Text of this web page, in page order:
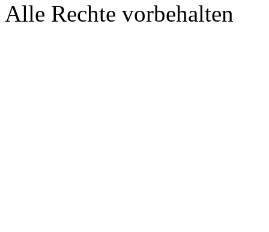
Alle Rechte vorbehalten